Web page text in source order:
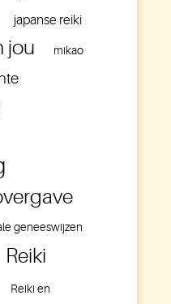
japanse reiki
jou mikao
geneeswijzen
Reiki
Reiki en